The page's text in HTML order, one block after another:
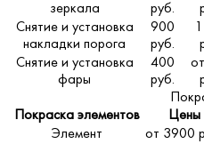
зеркала
руб.
Снятие и установка
накладки порога
900
руб.
Снятие и установка
фары
400
руб.
Покраска элементов
Цены
Элемент
от 3900